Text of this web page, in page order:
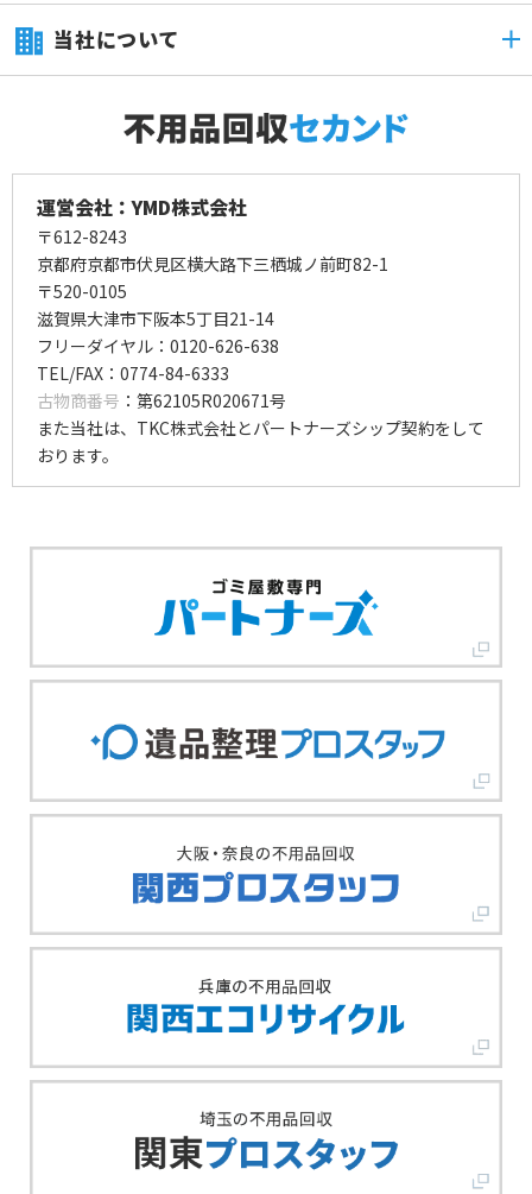
当社について
運営会社：YMD株式会社
〒612-8243
京都府京都市伏見区横大路下三栖城ノ前町82-1
〒520-0105
滋賀県大津市下阪本5丁目21-14
フリーダイヤル：0120-626-638
TEL/FAX：0774-84-6333
古物商番号 ：第62105R020671号
また当社は、TKC株式会社とパートナーズシップ契約をして
おります。